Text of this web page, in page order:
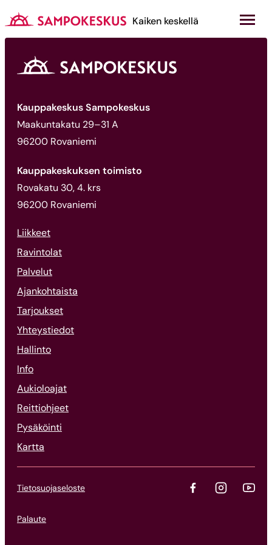
sisältöön
Kauppakeskus Sampokeskus
Kaiken keskellä
Kauppakeskus Sampokeskus
Maakuntakatu 29–31 A
96200 Rovaniemi
Kauppakeskuksen toimisto
Rovakatu 30, 4. krs
96200 Rovaniemi
Liikkeet
Ravintolat
Palvelut
Ajankohtaista
Tarjoukset
Yhteystiedot
Hallinto
Info
Aukioloajat
Reittiohjeet
Pysäköinti
Kartta
Tietosuojaseloste
Palaute